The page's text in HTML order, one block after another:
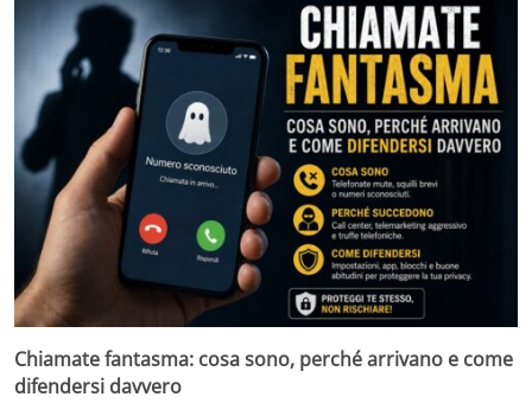
Chiamate fantasma: cosa sono, perché arrivano e come
difendersi davvero